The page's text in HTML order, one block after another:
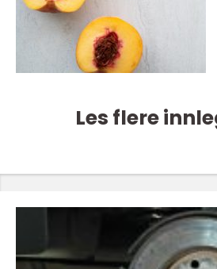
Les flere